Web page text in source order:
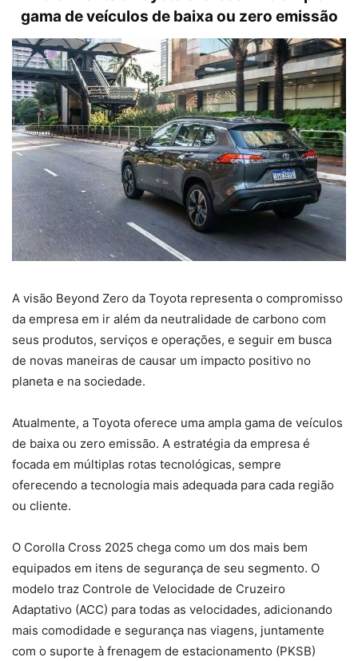
gama de veículos de baixa ou zero emissão
A visão Beyond Zero da Toyota representa o compromisso
da empresa em ir além da neutralidade de carbono com
seus produtos, serviços e operações, e seguir em busca
de novas maneiras de causar um impacto positivo no
planeta e na sociedade.
Atualmente, a Toyota oferece uma ampla gama de veículos
de baixa ou zero emissão. A estratégia da empresa é
focada em múltiplas rotas tecnológicas, sempre
oferecendo a tecnologia mais adequada para cada região
ou cliente.
O Corolla Cross 2025 chega como um dos mais bem
equipados em itens de segurança de seu segmento. O
modelo traz Controle de Velocidade de Cruzeiro
Adaptativo (ACC) para todas as velocidades, adicionando
mais comodidade e segurança nas viagens, juntamente
com o suporte à frenagem de estacionamento (PKSB)